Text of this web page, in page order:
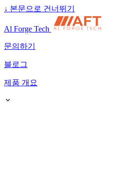
↓ 본문으로 건너뛰기
Al Forge Tech
문의하기
블로그
제품 개요